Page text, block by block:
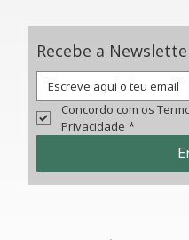
Recebe a
Concordo com os
Privacidade *